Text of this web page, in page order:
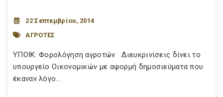
22 Σεπτεμβρίου, 2014
ΑΓΡΟΤΕΣ
ΥΠΟΙΚ: Φορολόγηση αγροτών Διευκρινίσεις δίνει το
υπουργείο Οικονομικών με αφορμή δημοσιεύματα που
έκαναν λόγο...